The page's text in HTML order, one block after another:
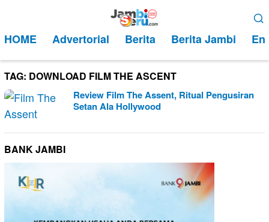
kontenMobile
HOME Advertorial Berita Berita Jambi
TAG: DOWNLOAD FILM THE ASCENT
Review Film The Assent, Ritual Pengusiran
Setan Ala Hollywood
BANK JAMBI